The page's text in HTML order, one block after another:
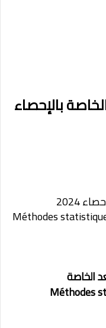
بالإحصاء
2024
Méthodes
الخاصة